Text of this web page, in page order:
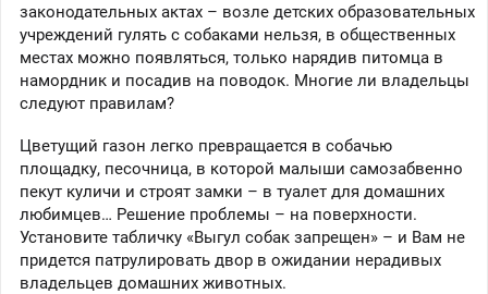
законодательных актах – возле детских образовательных
учреждений гулять с собаками нельзя, в общественных
местах можно появляться, только нарядив питомца в
намордник и посадив на поводок. Многие ли владельцы
следуют правилам?
Цветущий газон легко превращается в собачью
площадку, песочница, в которой малыши самозабвенно
пекут куличи и строят замки – в туалет для домашних
любимцев… Решение проблемы – на поверхности.
Установите табличку «Выгул собак запрещен» – и Вам не
придется патрулировать двор в ожидании нерадивых
владельцев домашних животных.